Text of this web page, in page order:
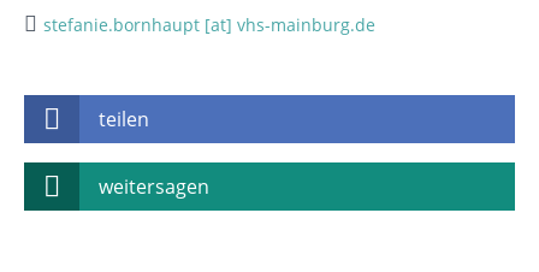
stefanie.bornhaupt [at] vhs-mainburg.de
teilen
weitersagen